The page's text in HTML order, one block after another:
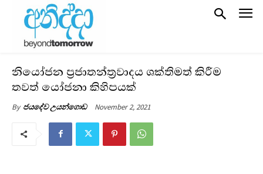
නියෝජන ප්‍රජාතන්ත්‍රවාදය ශක්තිමත් කිරීම
තවත් යෝජනා කිහිපයක්
By ජයදේව උයන්ගොඩ November 2, 2021